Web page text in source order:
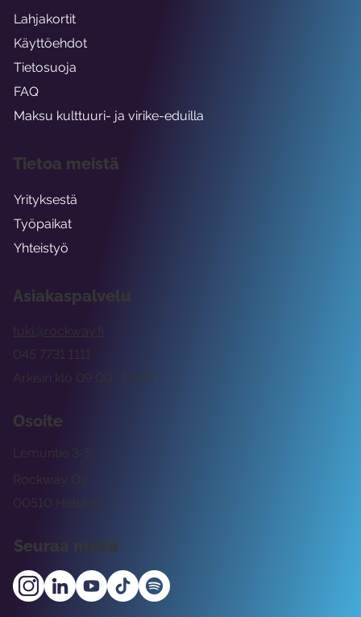
Asiakaspalvelu
tuki@rockway.fi
Arkisin klo 09:00 -15:00
045 7731 1111
Osoite
Rockway Oy
Lemuntie 3-5
00510 Helsinki
Seuraa meitä
Lahjakortit
Käyttöehdot
Tietosuoja
FAQ
Maksu kulttuuri- ja virike-eduilla
Tietoa meistä
Yrityksestä
Työpaikat
Yhteistyö